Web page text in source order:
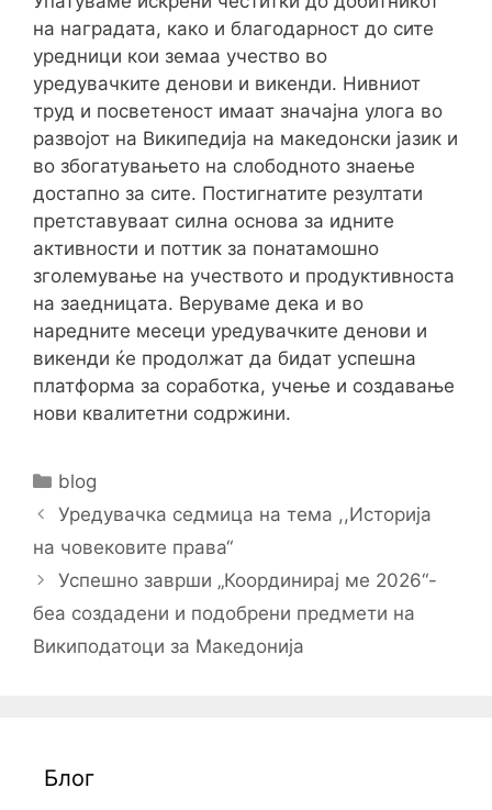
на наградата, како и благодарност до сите
уредници кои земаа учество во
уредувачките денови и викенди. Нивниот
труд и посветеност имаат значајна улога во
развојот на Википедија на македонски јазик и
во збогатувањето на слободното знаење
достапно за сите. Постигнатите резултати
претставуваат силна основа за идните
активности и поттик за понатамошно
зголемување на учеството и продуктивноста
на заедницата. Веруваме дека и во
наредните месеци уредувачките денови и
викенди ќе продолжат да бидат успешна
платформа за соработка, учење и создавање
нови квалитетни содржини.
Categories
blog
PostУредувачка седмица на тема ,,Историја
на човековите права“
Успешно заврши „Координирај ме 2026“-
беа создадени и подобрени предмети на
Википодатоци за Македонија
Блог